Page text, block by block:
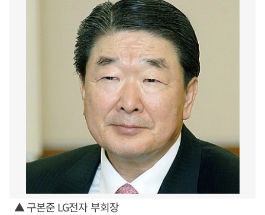
▲ 구본준 LG전자 부회장